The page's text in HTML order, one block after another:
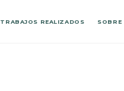
TRABAJOS REALIZADOS SOBRE